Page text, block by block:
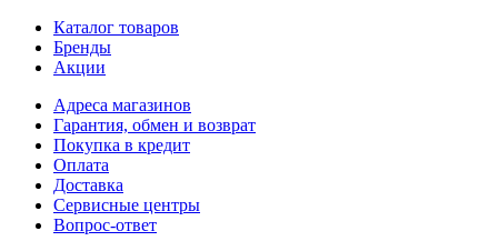
Каталог товаров
Бренды
Акции
Адреса магазинов
Гарантия, обмен и возврат
Покупка в кредит
Оплата
Доставка
Сервисные центры
Вопрос-ответ